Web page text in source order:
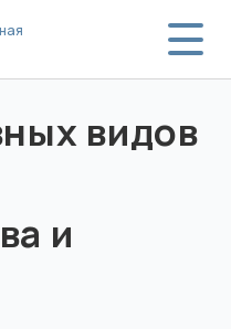
видов
и